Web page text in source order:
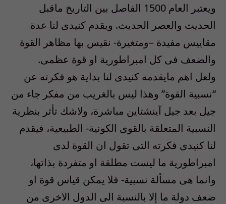
ويعتبر العام 1500 الفاصل بين التاريخ ماقبل
الحديث والعصر الحديث. ويقدم كنيدى لنا عدة
مقاييس مفيدة –ومتغيرة- نقيس بها مظاهر القوة
والضعف فى كل امبراطورية او قوة عظمى.
ولعل اهم مايقدمه كنيدى لنا بداية هو فكرته عن
“نسبية القوة” وهذا ليس بالغريب من مفكر جاء من
جيل بعد جيل آينشتاين مباشرة، ولاشك تأثر بنظرية
النسبية المتعلقة بالقوى الكونية- الطبيعية، فيقدم
لنا كنيدى فكرته التى تقول ان القوة لدى
امبراطورية ما ليست مطلقة او متفردة بذاتها،
وانما هى مسألة نسبية- فلا يمكن قياس قوة او
ضعف دولة ما إلا بالنسبة الى الدول الاخرى من